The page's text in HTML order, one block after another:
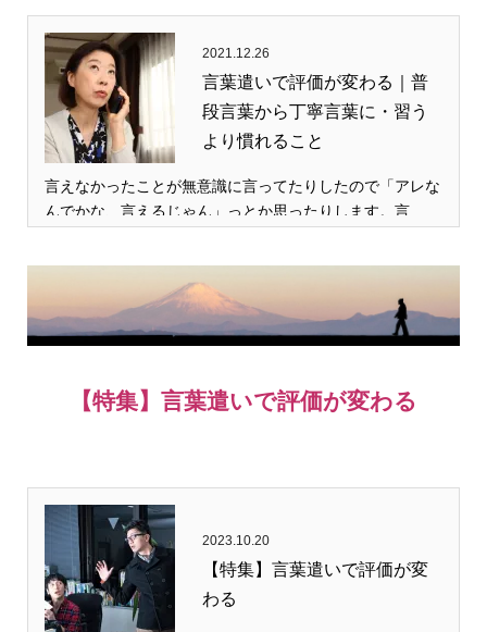
2021.12.26
言葉遣いで評価が変わる｜普
段言葉から丁寧言葉に・習う
より慣れること
言えなかったことが無意識に言ってたりしたので「アレな
んでかな、言えるじゃん」っとか思ったりします。言…
【特集】言葉遣いで評価が変わる
2023.10.20
【特集】言葉遣いで評価が変
わる